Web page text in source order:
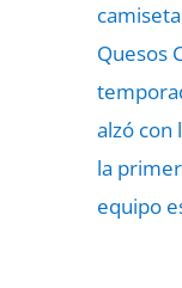
Quesos
alzó con
la
equipo